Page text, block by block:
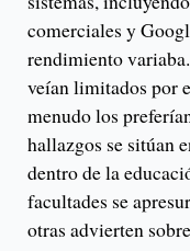
comerciales y
rendimiento
veían limitados por
menudo los
hallazgos se sitúan
dentro de la
facultades se
otras advierten